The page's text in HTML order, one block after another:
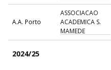
A.A. Porto
ASSOCIACAO
ACADEMICA S.
MAMEDE
2024/25